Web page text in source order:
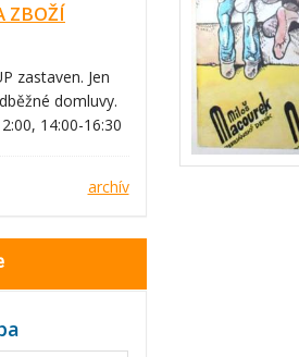
ZBOŽÍ
zastaven. Jen
domluvy.
14:00-16:30
archív